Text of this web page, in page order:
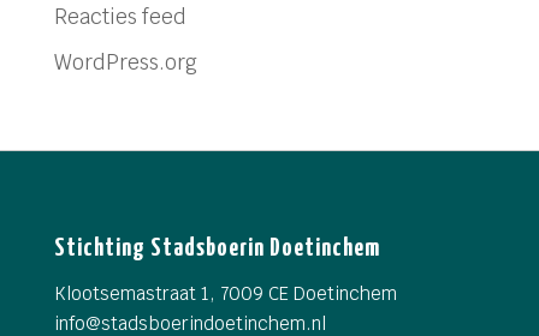
Reacties feed
WordPress.org
Stichting Stadsboerin Doetinchem
Klootsemastraat 1, 7009 CE Doetinchem
info@stadsboerindoetinchem.nl